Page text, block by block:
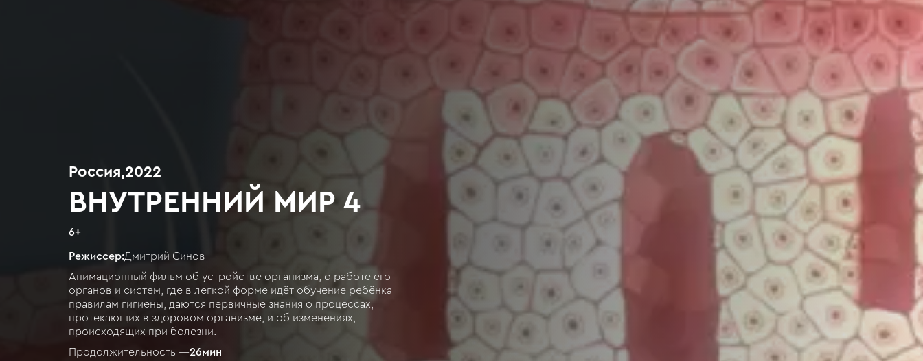
Россия,2022
ВНУТРЕННИЙ МИР 4
6+
Режиссер:Дмитрий Синов
Анимационный фильм об устройстве организма, о работе его
органов и систем, где в легкой форме идёт обучение ребёнка
правилам гигиены, даются первичные знания о процессах,
протекающих в здоровом организме, и об изменениях,
происходящих при болезни.
Продолжительность —26мин